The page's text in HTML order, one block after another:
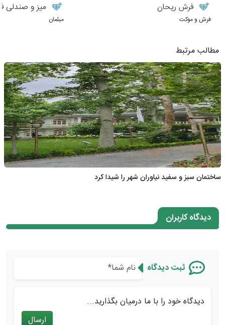
فرش ریحان
فرش و موکت
میز و صندلی
مبلمان
مطالب مرتبط
ساختمان سبز و سفید نیاوران شهر را شیدا کرد
دیدگاه کاربران
ثبت دیدگاه
دیدگاه خود را با ما درمیان بگذارید...
ارسال